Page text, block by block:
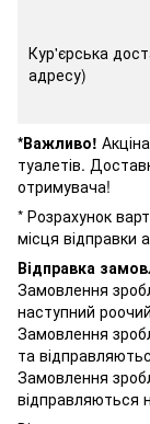
Кур'єрська
адресу)
*Важливо!
туалетів.
отримувача!
* Розрахунок
місця відправки
Відправка
Замовлення
наступний
Замовлення
та
Замовлення
відправляються